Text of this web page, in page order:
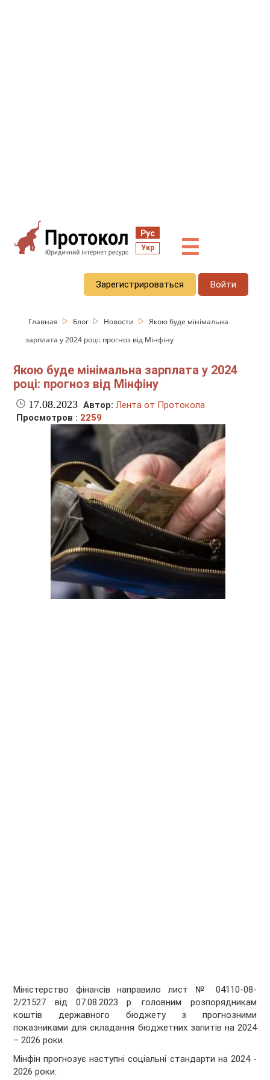
Рус
Укр ☰
Зарегистрироваться Войти
Главная Блог Новости
Якою буде мінімальна
зарплата у 2024 році: прогноз від Мінфіну
Якою буде мінімальна зарплата у 2024
році: прогноз від Мінфіну
17.08.2023 Автор: Лента от Протокола
Просмотров : 2259
Міністерство фінансів направило лист № 04110-08-
2/21527 від 07.08.2023 р. головним розпорядникам
коштів державного бюджету з прогнозними
показниками для складання бюджетних запитів на 2024
– 2026 роки.
Мінфін прогнозує наступні соціальні стандарти на 2024 -
2026 роки: